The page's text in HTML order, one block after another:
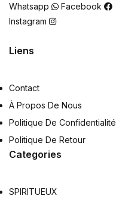
Whatsapp
Facebook
Instagram
Liens
Contact
À Propos De Nous
Politique De Confidentialité
Politique De Retour
Categories
SPIRITUEUX